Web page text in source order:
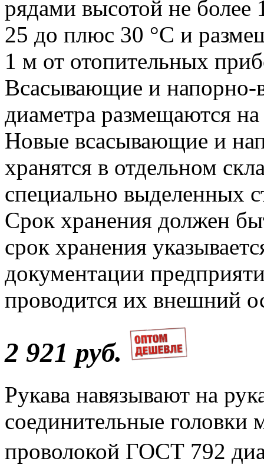
рядами высотой не более
25 до плюс 30 °С и
1 м от отопительных
Всасывающие и напорно-
диаметра размещаются
Новые всасывающие и
хранятся в отдельном
специально выделенных
Срок хранения должен
срок хранения
документации
проводится их внешний
2 921 руб.
Рукава навязывают на
соединительные головки
проволокой ГОСТ 792